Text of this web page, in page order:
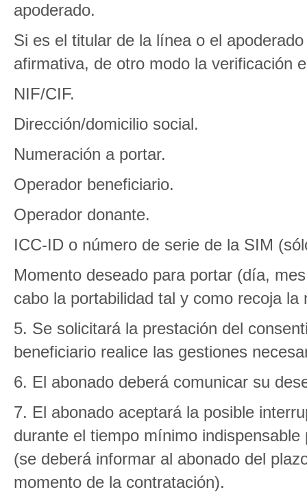
apoderado.
Si es el titular de la línea o el
afirmativa, de otro modo la verificación
NIF/CIF.
Dirección/domicilio social.
Numeración a portar.
Operador beneficiario.
Operador donante.
ICC-ID o número de serie de la SIM
Momento deseado para portar (día,
cabo la portabilidad tal y como recoja
5. Se solicitará la prestación del
beneficiario realice las gestiones
6. El abonado deberá comunicar su
7. El abonado aceptará la posible
durante el tiempo mínimo
(se deberá informar al abonado del
momento de la contratación).